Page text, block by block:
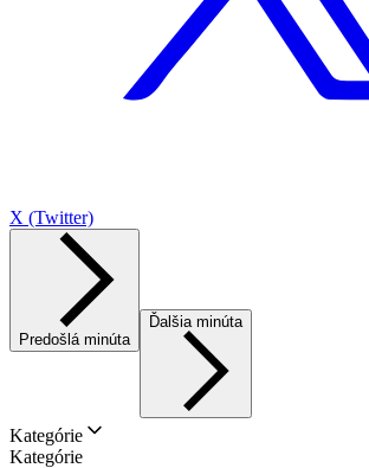
X (Twitter)
Predošlá minúta
Ďalšia minúta
Kategórie
Kategórie